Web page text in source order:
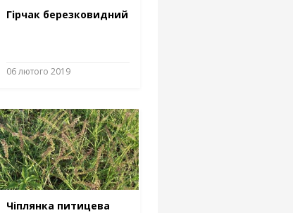
Гірчак березковидний
06 лютого 2019
Чіплянка питицева